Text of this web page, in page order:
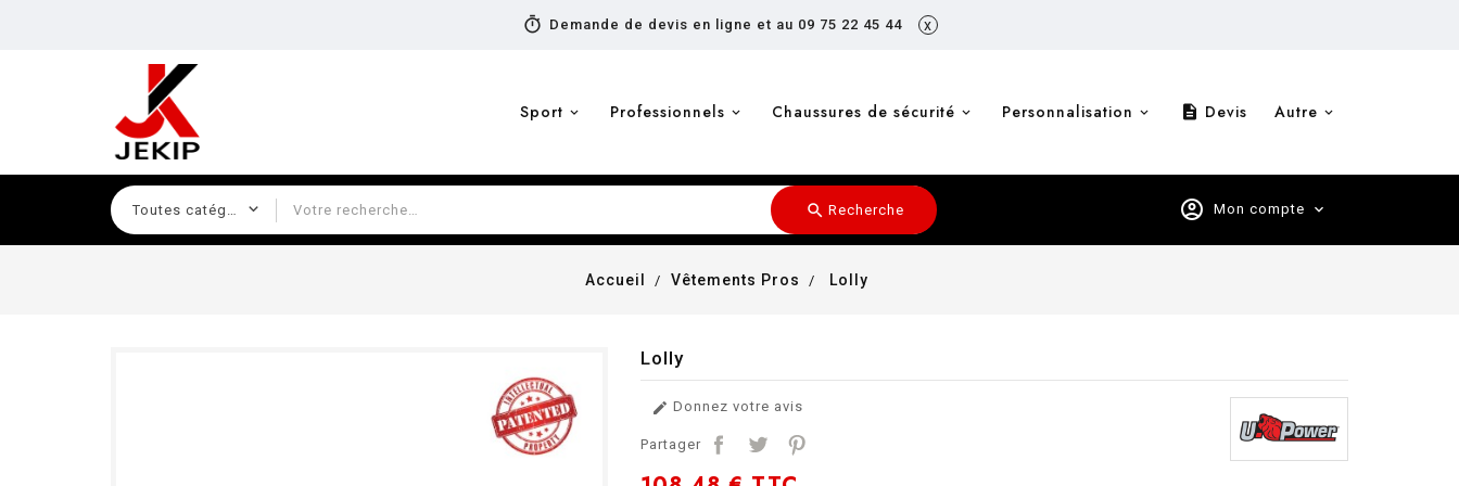
timer Demande de devis en ligne et au 09 75 22 45 44 x
Sport Professionnels Chaussures de sécurité Personnalisation description Devis Autre
account_circle Mon compte expand_more
search Recherche
Accueil Vêtements Pros Lolly
Lolly
 Donnez votre avis
Partager